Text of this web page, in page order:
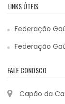
LINKS ÚTEIS
Federação
Federação
FALE CONOSCO
Capão da